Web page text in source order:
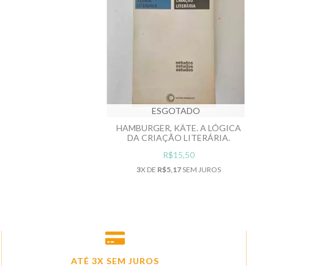
ESGOTADO
HAMBURGER, KÄTE. A LÓGICA
DA CRIAÇÃO LITERÁRIA.
R$15,50
3X DE R$5,17 SEM JUROS
ATÉ 3X SEM JUROS